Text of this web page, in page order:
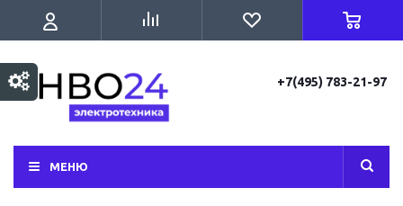
+7(495) 783-21-97
МЕНЮ